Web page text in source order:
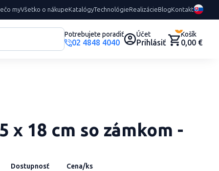
myVšetko o nákupeKatalógyTechnológieRealizácieBlogKontakt
Potrebujete poradiť
02 4848 4040
Účet
Prihlásiť
0
Košík
0,00 €
x 18 cm so zámkom -
Dostupnosť Cena/ks